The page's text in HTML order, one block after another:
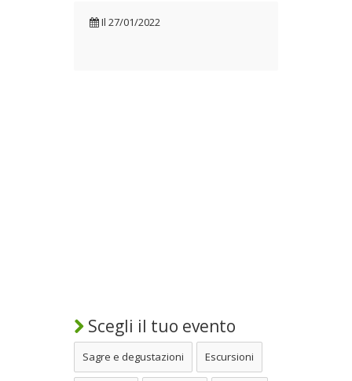
Il 27/01/2022
Scegli il tuo evento
Sagre e degustazioni Escursioni